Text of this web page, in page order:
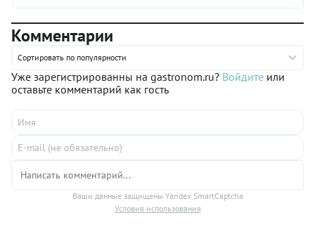
Комментарии
Сортировать по популярности
Уже зарегистрированны на gastronom.ru? Войдите или
оставьте комментарий как гость
Ваши данные защищены Yandex SmartCaptcha
Условия использования